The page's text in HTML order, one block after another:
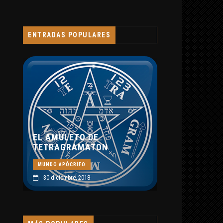
ENTRADAS POPULARES
DE
2018
8 septiembre, 2019